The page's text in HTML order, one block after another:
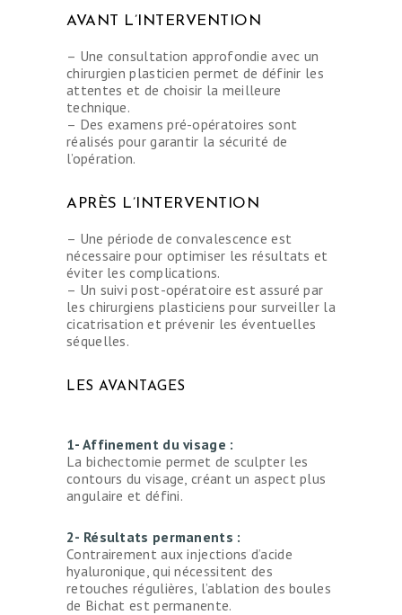
SÉJOUR
CONTACT
DEMANDE DE
AVANT L’INTERVENTION
– Une consultation approfondie avec un
chirurgien plasticien permet de définir les
attentes et de choisir la meilleure
technique.
– Des examens pré-opératoires sont
réalisés pour garantir la sécurité de
l’opération.
APRÈS L’INTERVENTION
– Une période de convalescence est
nécessaire pour optimiser les résultats et
éviter les complications.
– Un suivi post-opératoire est assuré par
les chirurgiens plasticiens pour surveiller la
cicatrisation et prévenir les éventuelles
séquelles.
LES AVANTAGES
1- Affinement du visage :
La bichectomie permet de sculpter les
contours du visage, créant un aspect plus
angulaire et défini.
2- Résultats permanents :
Contrairement aux injections d’acide
hyaluronique, qui nécessitent des
retouches régulières, l’ablation des boules
de Bichat est permanente.